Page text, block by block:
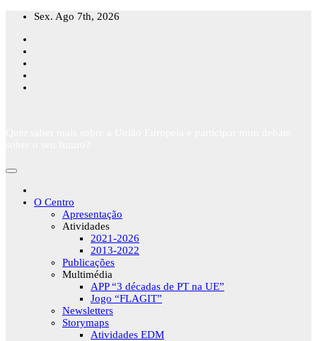
Skip
content
Sex. Ago 7th, 2026
O Centro
Apresentação
Atividades
2021-2026
2013-2022
Publicações
Multimédia
APP “3 décadas de PT na UE”
Jogo “FLAGIT”
Newsletters
Storymaps
Atividades EDM